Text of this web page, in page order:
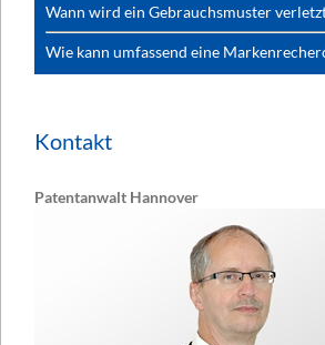
Wann wird ein Gebrauchsmuster
Wie kann umfassend eine
Kontakt
Patentanwalt Hannover